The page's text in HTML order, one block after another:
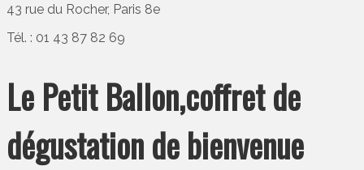
43 rue du Rocher, Paris 8e
Tél. : 01 43 87 82 69
Le Petit Ballon,coffret de
dégustation de bienvenue